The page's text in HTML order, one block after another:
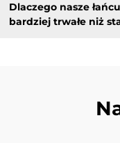
Dlaczego nasze
bardziej trwałe niż